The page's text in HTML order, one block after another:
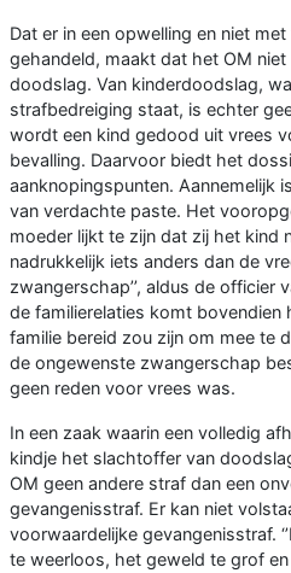
Dat er in een opwelling en niet
gehandeld, maakt dat het OM
doodslag. Van kinderdoodslag,
strafbedreiging staat, is echter
wordt een kind gedood uit vrees
bevalling. Daarvoor biedt het
aanknopingspunten. Aannemelijk
van verdachte paste. Het
moeder lijkt te zijn dat zij het kind
nadrukkelijk iets anders dan de
zwangerschap’’, aldus de officier
de familierelaties komt bovendien
familie bereid zou zijn om mee te
de ongewenste zwangerschap
geen reden voor vrees was.
In een zaak waarin een volledig
kindje het slachtoffer van
OM geen andere straf dan een
gevangenisstraf. Er kan niet
voorwaardelijke gevangenisstraf.
te weerloos, het geweld te grof